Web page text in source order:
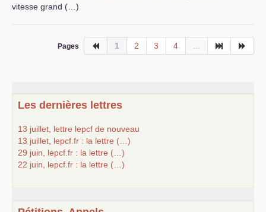
vitesse grand (…)
Pages 1 2 3 4
Les dernières lettres
13 juillet, lettre lepcf de nouveau
13 juillet, lepcf.fr : la lettre (…)
29 juin, lepcf.fr : la lettre (…)
22 juin, lepcf.fr : la lettre (…)